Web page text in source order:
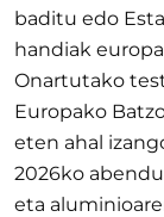
baditu edo
handiak
Onartutako
Europako
eten ahal
2026ko
eta